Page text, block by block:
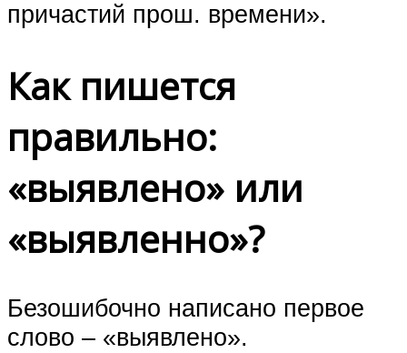
причастий прош. времени».
Как пишется
правильно:
«выявлено» или
«выявленно»?
Безошибочно написано первое
слово – «выявлено».